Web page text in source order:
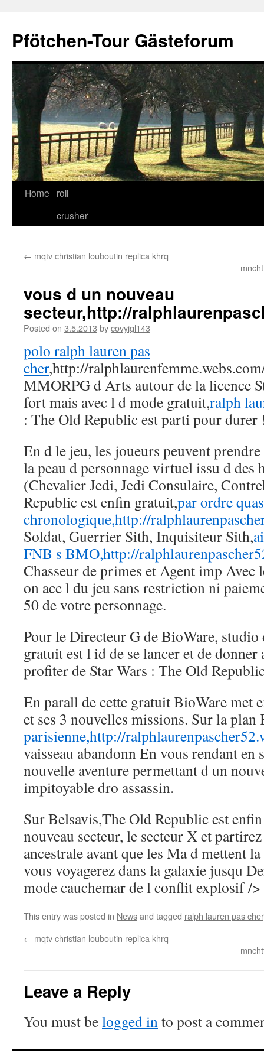
content
Pfötchen-Tour Gästeforum
Home
roll
crusher
← mqtv christian louboutin replica khrq
vous d un nouveau
secteur,http://
Posted on 3.5.2013 bycovyigl143
polo ralph lauren pas
cher,http://
MMORPG d Arts autour de la licence
fort mais avec l d mode gratuit,ralph
: The Old Republic est parti pour durer
En d le jeu, les joueurs peuvent
la peau d personnage virtuel issu d des
(Chevalier Jedi, Jedi Consulaire,
Republic est enfin gratuit,par ordre
chronologique,http://
Soldat, Guerrier Sith, Inquisiteur Sith,
FNB s BMO,http://
Chasseur de primes et Agent imp Avec
on acc l du jeu sans restriction ni
50 de votre personnage.
Pour le Directeur G de BioWare, studio
gratuit est l id de se lancer et de
profiter de Star Wars : The Old
En parall de cette gratuit BioWare met
et ses 3 nouvelles missions. Sur la plan
parisienne,http://
vaisseau abandonn En vous rendant en
nouvelle aventure permettant d un
impitoyable dro assassin.
Sur Belsavis,The Old Republic est
nouveau secteur, le secteur X et
ancestrale avant que les Ma d mettent
vous voyagerez dans la galaxie jusqu
mode cauchemar de l conflit explosif />
This entry was posted in Newsand tagged ralph lauren pas cher
← mqtv christian louboutin replica khrq
Leave a Reply
You must belogged into post a